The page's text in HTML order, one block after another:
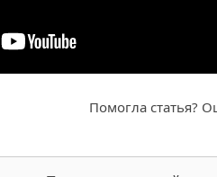
Помогла статья?